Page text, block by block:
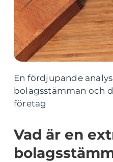
En fördjupande
bolagsstämman och
företag
Vad är en